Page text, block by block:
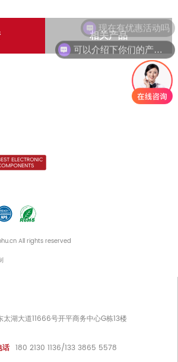
相关产品
All rights reserved
湖大道11666号开平商务中心G栋13楼
话 180 2130 1136/133 3865 5578
可以介绍下你们的产品么
现在有优惠活动吗